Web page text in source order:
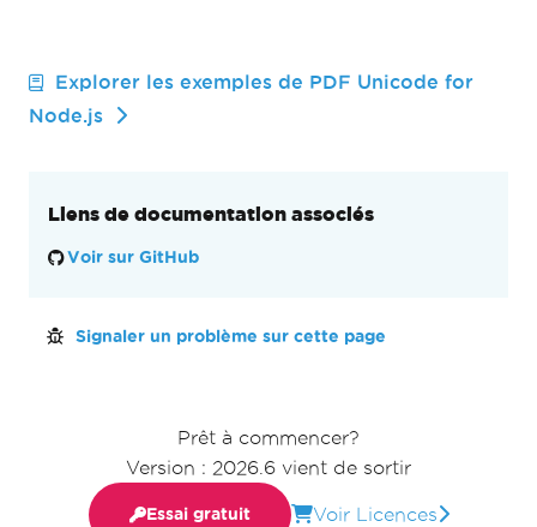
Explorer les exemples de PDF Unicode for
Node.js
Liens de documentation associés
Voir sur GitHub
Signaler un problème sur cette page
Prêt à commencer?
Version : 2026.6 vient de sortir
Essai gratuit Voir Licences